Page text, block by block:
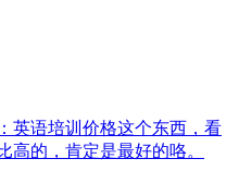
英语培训价格这个东西，看
高的，肯定是最好的咯。